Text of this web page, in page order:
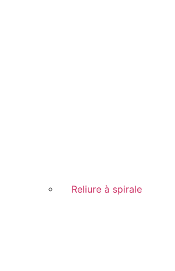
Reliure à spirale